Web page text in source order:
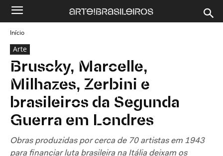
Início
Arte
Bruscky, Marcelle,
Milhazes, Zerbini e
brasileiros da Segunda
Guerra em Londres
Obras produzidas por cerca de 70 artistas em 1943
para financiar luta brasileira na Itália deixam os